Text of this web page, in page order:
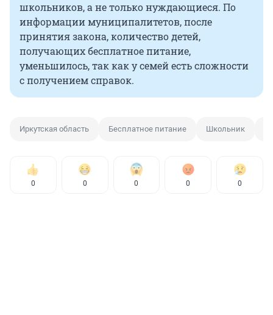
школьников, а не только нуждающиеся. По
информации муниципалитетов, после
принятия закона, количество детей,
получающих бесплатное питание,
уменьшилось, так как у семей есть сложности
с получением справок.
Иркутская область Бесплатное питание Школьник
0 0 0 0 0